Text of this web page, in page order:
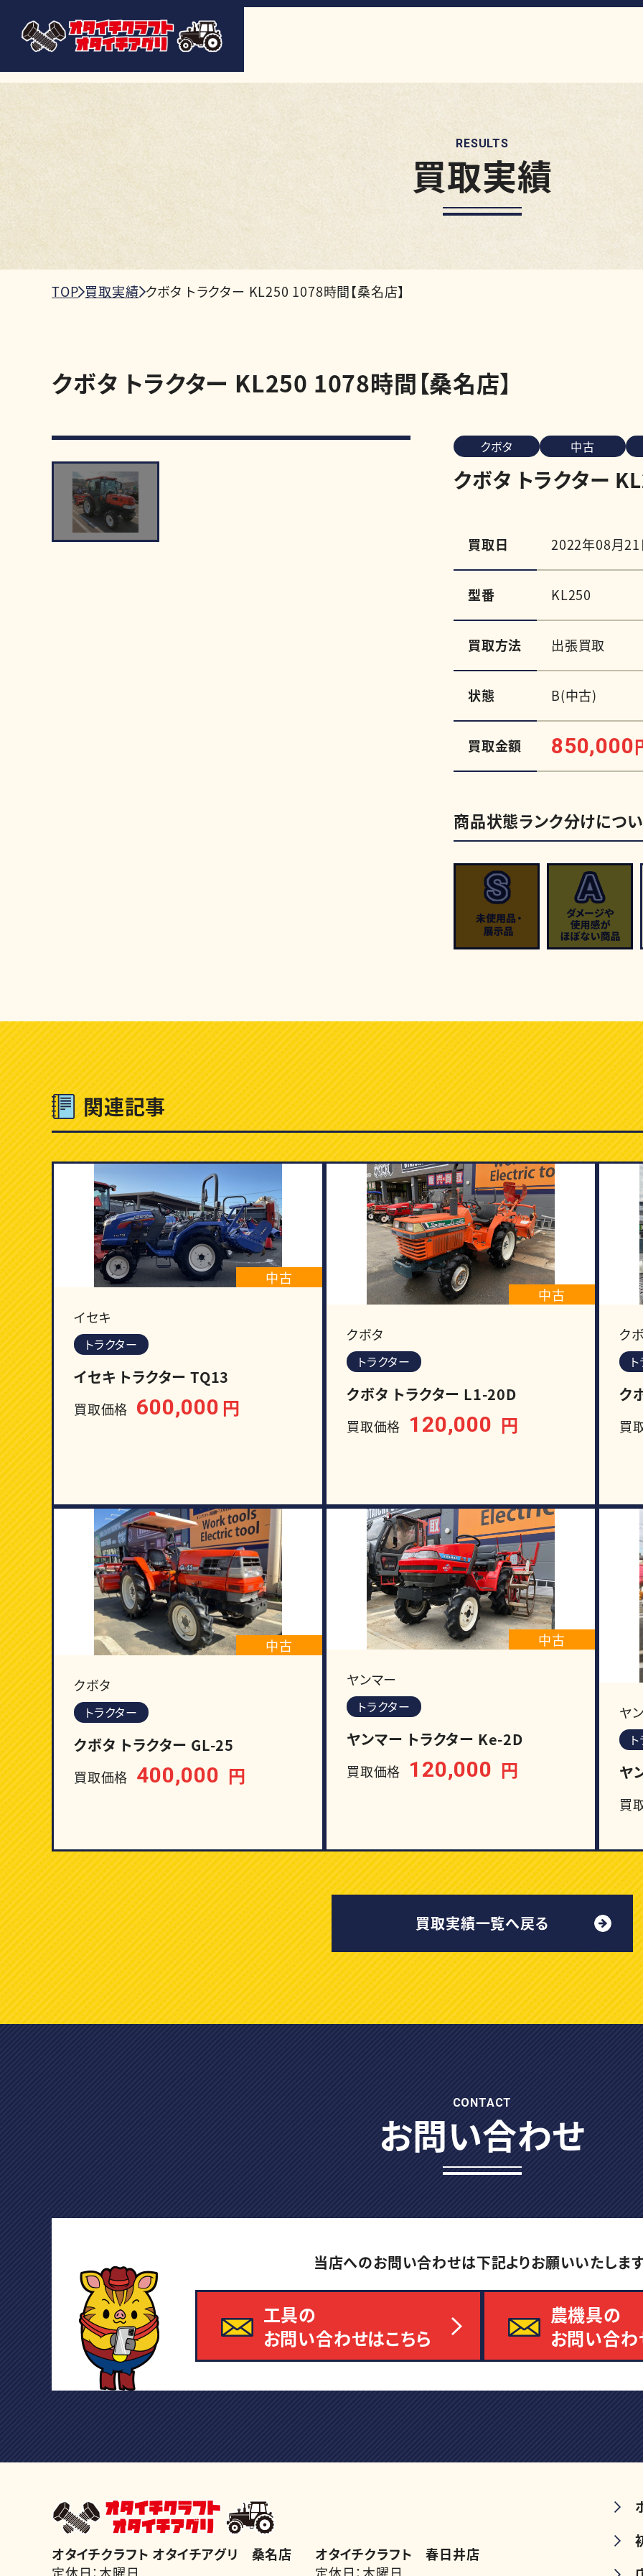
RESULTS
買取実績
TOP 買取実績 クボタ トラクター KL250 1078時間【桑名店】
クボタ トラクター KL250 1078時間【桑名店】
クボタ 中古
クボタ トラクター
買取日 2022年08月
型番 KL250
買取方法 出張買取
状態 B(中古)
買取金額 850,000
商品状態ランク分けにつ
関連記事
中古
イセキ
トラクター
イセキ トラクター TQ13
買取価格 600,000 円
中古
クボタ
トラクター
クボタ トラクター L1-20D
買取価格 120,000 円
ク
ク
買
中古
クボタ
トラクター
クボタ トラクター GL-25
買取価格 400,000 円
中古
ヤンマー
トラクター
ヤンマー トラクター Ke-2D
買取価格 120,000 円
ヤ
ヤ
買
買取実績一覧へ戻る
CONTACT
お問い合わせ
当店へのお問い合わせは下記よりお願いいたします
工具の
お問い合わせはこちら
農機具の
お問い合わ
オタイチクラフト オタイチアグリ 桑名店
オタイチクラフト 春日井店